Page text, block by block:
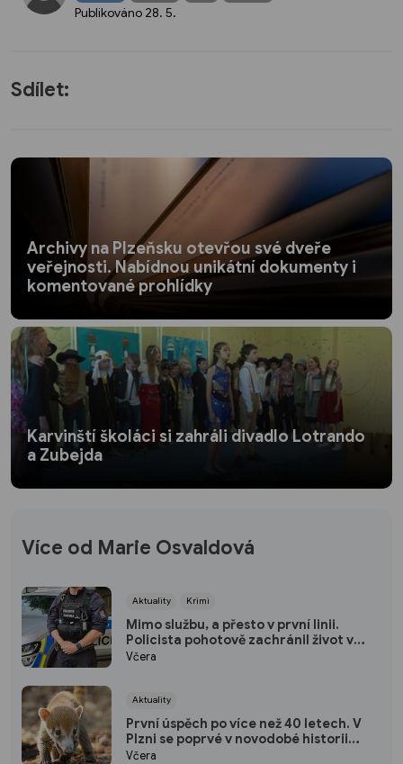
Publikováno 28. 5.
Sdílet:
Archivy na Plzeňsku otevřou své dveře
veřejnosti. Nabídnou unikátní dokumenty i
komentované prohlídky
Karvinští školáci si zahráli divadlo Lotrando
a Zubejda
Více od Marie Osvaldová
Aktuality Krimi
Mimo službu, a přesto v první linii.
Policista pohotově zachránil život v
plzeňském fitku
Včera
Aktuality
První úspěch po více než 40 letech. V
Plzni se poprvé v novodobé historii
narodili nosálové bělohubí
Včera